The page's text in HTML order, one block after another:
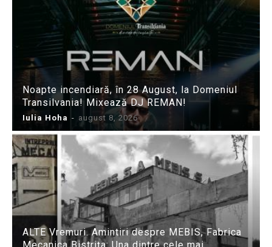
Noapte incendiară, în 28 August, la Domeniul
Transilvania! Mixează DJ REMAN!
Iulia Hoha - august 8, 2026
ALTE Vremuri. Amintiri despre MEBIS, Fabrica